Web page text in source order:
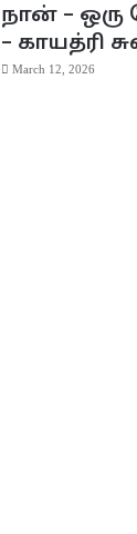
நான் –
– காயத்ரி
March 12, 2026